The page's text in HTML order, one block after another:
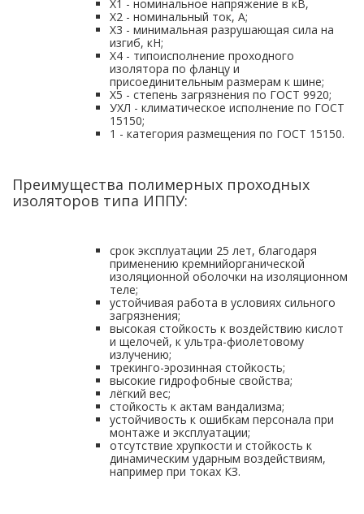
Х1 - номинальное напряжение в кВ,
Х2 - номинальный ток, А;
X3 - минимальная разрушающая сила на
изгиб, кН;
Х4 - типоисполнение проходного
изолятора по фланцу и
присоединительным размерам к шине;
Х5 - степень загрязнения по ГОСТ 9920;
УХЛ - климатическое исполнение по ГОСТ
15150;
1 - категория размещения по ГОСТ 15150.
Преимущества полимерных проходных
изоляторов типа ИППУ:
срок эксплуатации 25 лет, благодаря
применению кремнийорганической
изоляционной оболочки на изоляционном
теле;
устойчивая работа в условиях сильного
загрязнения;
высокая стойкость к воздействию кислот
и щелочей, к ультра-фиолетовому
излучению;
трекинго-эрозинная стойкость;
высокие гидрофобные свойства;
лёгкий вес;
стойкость к актам вандализма;
устойчивость к ошибкам персонала при
монтаже и эксплуатации;
отсутствие хрупкости и стойкость к
динамическим ударным воздействиям,
например при токах КЗ.